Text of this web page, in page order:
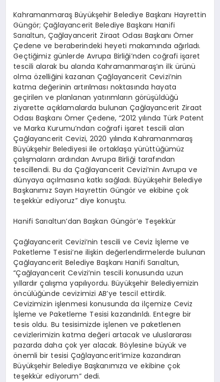
Kahramanmaraş Büyükşehir Belediye Başkanı Hayrettin
Güngör; Çağlayancerit Belediye Başkanı Hanifi
Sarıaltun, Çağlayancerit Ziraat Odası Başkanı Ömer
Çedene ve beraberindeki heyeti makamında ağırladı.
Geçtiğimiz günlerde Avrupa Birliği’nden coğrafi işaret
tescili alarak bu alanda Kahramanmaraş’ın ilk ürünü
olma özelliğini kazanan Çağlayancerit Cevizi’nin
katma değerinin artırılması noktasında hayata
geçirilen ve planlanan yatırımların görüşüldüğü
ziyarette açıklamalarda bulunan Çağlayancerit Ziraat
Odası Başkanı Ömer Çedene, “2012 yılında Türk Patent
ve Marka Kurumu’ndan coğrafi işaret tescili alan
Çağlayancerit Cevizi, 2020 yılında Kahramanmaraş
Büyükşehir Belediyesi ile ortaklaşa yürüttüğümüz
çalışmaların ardından Avrupa Birliği tarafından
tescillendi. Bu da Çağlayancerit Cevizi’nin Avrupa ve
dünyaya açılmasına katkı sağladı. Büyükşehir Belediye
Başkanımız Sayın Hayrettin Güngör ve ekibine çok
teşekkür ediyoruz” diye konuştu.
Hanifi Sarıaltun’dan Başkan Güngör’e Teşekkür
Çağlayancerit Cevizi’nin tescili ve Ceviz İşleme ve
Paketleme Tesisi’ne ilişkin değerlendirmelerde bulunan
Çağlayancerit Belediye Başkanı Hanifi Sarıaltun,
“Çağlayancerit Cevizi’nin tescili konusunda uzun
yıllardır çalışma yapılıyordu. Büyükşehir Belediyemizin
öncülüğünde cevizimizi AB’ye tescil ettirdik.
Cevizimizin işlenmesi konusunda da ilçemize Ceviz
İşleme ve Paketleme Tesisi kazandırıldı. Entegre bir
tesis oldu. Bu tesisimizde işlenen ve paketlenen
cevizlerimizin katma değeri artacak ve uluslararası
pazarda daha çok yer alacak. Böylesine büyük ve
önemli bir tesisi Çağlayancerit’imize kazandıran
Büyükşehir Belediye Başkanımıza ve ekibine çok
teşekkür ediyorum” dedi.